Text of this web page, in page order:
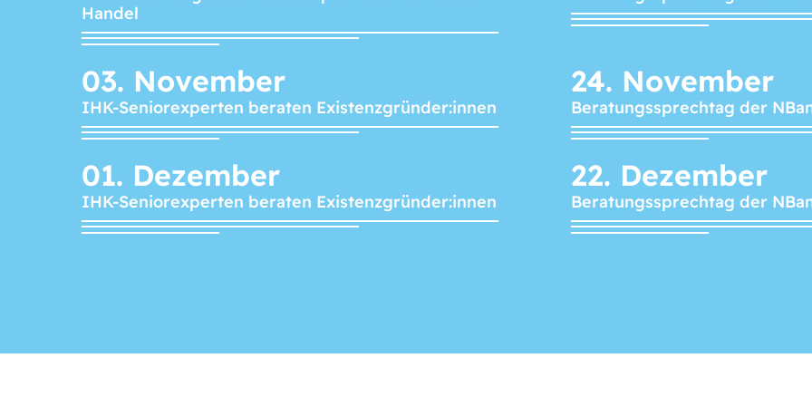
Handel
03. November
IHK-Seniorexperten beraten Existenzgründer:innen
24. November
Beratungssprechtag der
01. Dezember
IHK-Seniorexperten beraten Existenzgründer:innen
22. Dezember
Beratungssprechtag der